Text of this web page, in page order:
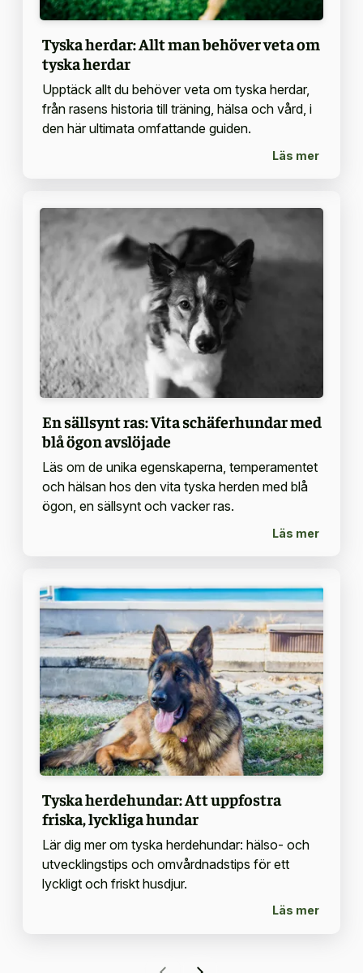
Tyska herdar: Allt man behöver veta om
tyska herdar
Upptäck allt du behöver veta om tyska herdar,
från rasens historia till träning, hälsa och vård, i
den här ultimata omfattande guiden.
Läs mer
En sällsynt ras: Vita schäferhundar med
blå ögon avslöjade
Läs om de unika egenskaperna, temperamentet
och hälsan hos den vita tyska herden med blå
ögon, en sällsynt och vacker ras.
Läs mer
Tyska herdehundar: Att uppfostra
friska, lyckliga hundar
Lär dig mer om tyska herdehundar: hälso- och
utvecklingstips och omvårdnadstips för ett
lyckligt och friskt husdjur.
Läs mer